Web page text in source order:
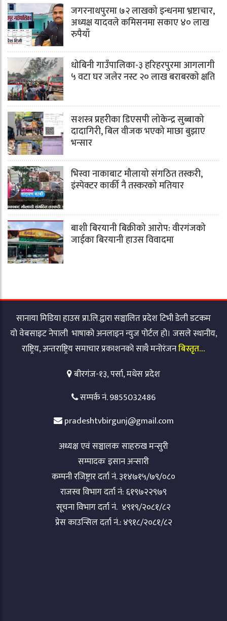
जगरनाथपुरमा ७२ लाखको इन्धनमा भ्रष्टाचार,
अध्यक्ष यादवले कमिसनमा सकाए ४० लाख
रुपैयाँ
धोबिनी गाउँपालिका-३ हरिहरपुरमा आगलागी
५ वटा घर जलेर नस्ट २० लाख बराबरको क्षति
सशस्त्र प्रहरीका डिएसपी लोकेन्द्र सुब्बाको
दादागिरी, बिल वीजक भएको माछा बुझाए
भन्सार
भिस्वा नाकाबाट मौलायो संगठित तस्करी,
इंस्पेक्टर कार्की नै तस्करको मतियार
बाशी बिरयानी बिक्रीको आरोप: वीरगंजको
जाईका बिरयानी हाउस विवादमा
सानाया मिडिया हाउस प्रा.लि.द्वारा सञ्चालित प्रदेश टिभी डेली डटकम
यो वेबसाइट नेपाली भाषाको अनलाइन न्युज पोर्टल हो। जसले स्थानीय,
राष्ट्रिय, अन्तराष्ट्रिय समाचार प्रकाशनको साथै मनोरंजनबिस्तृत…
बीरगंज-१३, पर्सा, मधेस प्रदेश
सम्पर्क नं. 9855032486
pradeshtvbirgunj@gmail.com
अध्यक्ष एवं सञ्चालकः साहरुख मन्सुरी
सम्पादकः इसान अन्सारी
कम्पनी रजिष्ट्रार दर्ता नं. ३१४७१५/७९/०८०
राजस्व विभाग दर्ता नं: ६१९७२२९७९
सूचना विभाग दर्ता नं. ४९१९/२०८१/८२
प्रेस काउन्सिल दर्ता नं.: ४९१८/२०८१/८२